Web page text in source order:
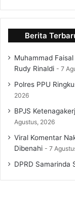
Berita
Muhammad
Rudy Rinaldi
7
Polres PPU
2026
BPJS
Agustus, 2026
Viral Komentar
Dibenahi
7
DPRD Samarinda